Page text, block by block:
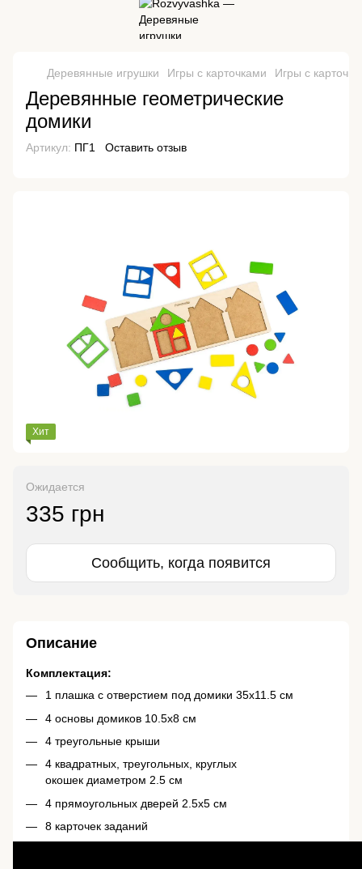
Деревянные игрушки Игры с карточками Игры с
Деревянные геометрические
домики
Артикул: ПГ1 Оставить отзыв
Хит
Ожидается
335 грн
Сообщить, когда появится
Описание
Комплектация:
1 плашка с отверстием под домики 35х11.5 см
4 основы домиков 10.5х8 см
4 треугольные крыши
4 квадратных, треугольных, круглых
окошек диаметром 2.5 см
4 прямоугольных дверей 2.5х5 см
8 карточек заданий